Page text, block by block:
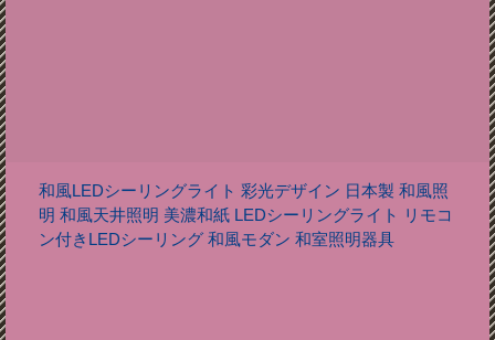
和風LEDシーリングライト 彩光デザイン 日本製 和風照
明 和風天井照明 美濃和紙 LEDシーリングライト リモコ
ン付きLEDシーリング 和風モダン 和室照明器具